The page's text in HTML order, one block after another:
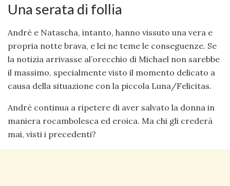
Una serata di follia
André e Natascha, intanto, hanno vissuto una vera e
propria notte brava, e lei ne teme le conseguenze. Se
la notizia arrivasse al’orecchio di Michael non sarebbe
il massimo, specialmente visto il momento delicato a
causa della situazione con la piccola Luna/Felicitas.
André continua a ripetere di aver salvato la donna in
maniera rocambolesca ed eroica. Ma chi gli crederà
mai, visti i precedenti?